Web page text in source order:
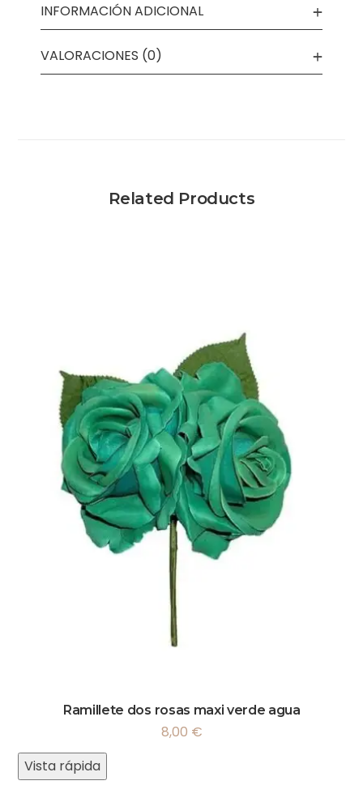
INFORMACIÓN ADICIONAL
VALORACIONES (0)
Related Products
Ramillete dos rosas maxi verde agua
8,00 €
Vista rápida